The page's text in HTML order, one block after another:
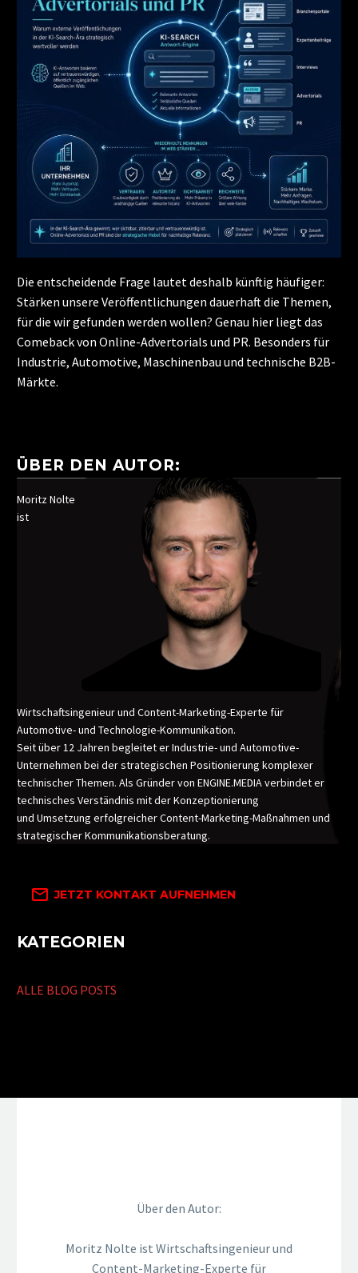
Die entscheidende Frage lautet deshalb künftig häufiger:
Stärken unsere Veröffentlichungen dauerhaft die Themen,
für die wir gefunden werden wollen? Genau hier liegt das
Comeback von Online-Advertorials und PR. Besonders für
Industrie, Automotive, Maschinenbau und technische B2B-
Märkte.
ÜBER DEN AUTOR:
Moritz Nolte
ist
Wirtschaftsingenieur und Content-Marketing-Experte für
Automotive- und Technologie-Kommunikation.
Seit über 12 Jahren begleitet er Industrie- und Automotive-
Unternehmen bei der strategischen Positionierung komplexer
technischer Themen. Als Gründer von ENGINE.MEDIA verbindet er
technisches Verständnis mit der Konzeptionierung
und Umsetzung erfolgreicher Content-Marketing-Maßnahmen und
strategischer Kommunikationsberatung.
 JETZT KONTAKT AUFNEHMEN
KATEGORIEN
ALLE BLOG POSTS
Über den Autor:
Moritz Nolte ist Wirtschaftsingenieur und
Content-Marketing-Experte für